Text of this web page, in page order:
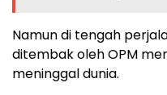
Namun di tengah
ditembak oleh OPM
meninggal dunia.